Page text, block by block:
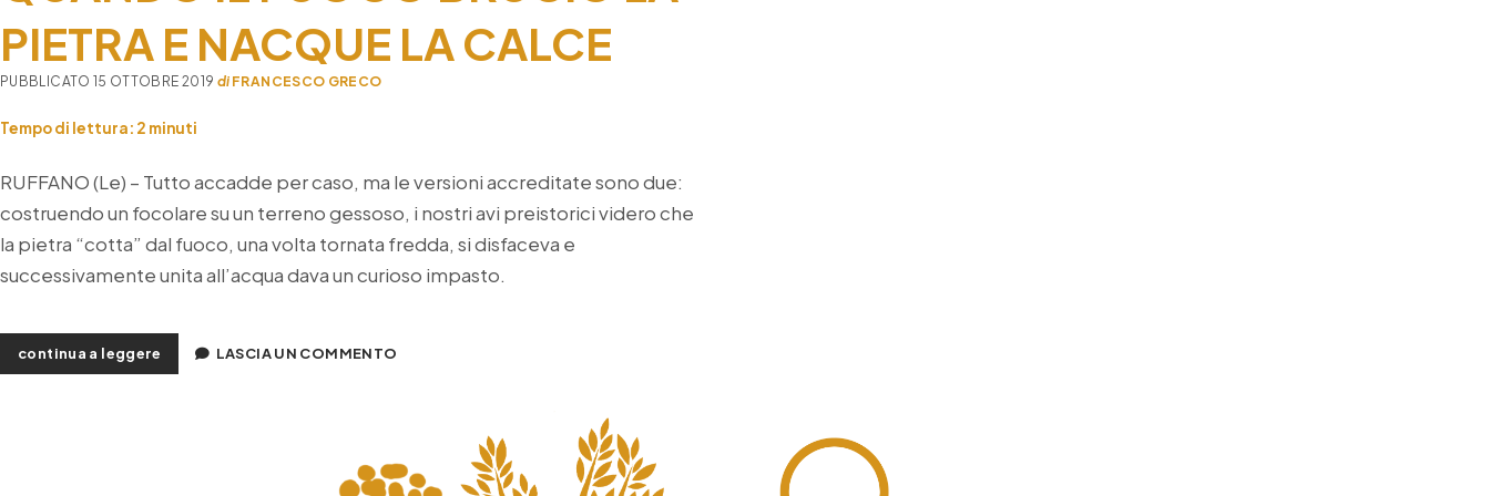
PIETRA E NACQUE LA CALCE
PUBBLICATO 15 OTTOBRE 2019 diFRANCESCO GRECO
Tempo di lettura: 2 minuti
RUFFANO (Le) – Tutto accadde per caso, ma le versioni accreditate sono due:
costruendo un focolare su un terreno gessoso, i nostri avi preistorici videro che
la pietra “cotta” dal fuoco, una volta tornata fredda, si disfaceva e
successivamente unita all’acqua dava un curioso impasto.
continua a leggerequando
il
LASCIA UN COMMENTO